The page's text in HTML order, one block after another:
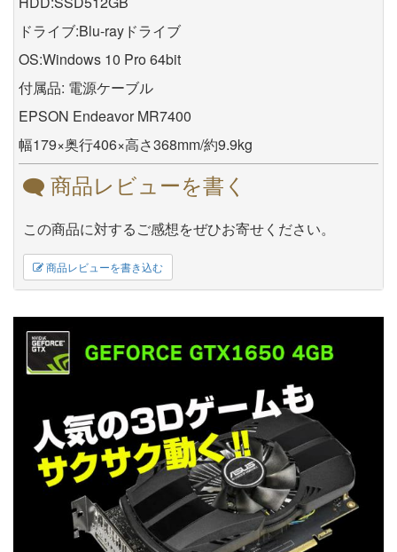
ドライブ:Blu-rayドライブ
OS:Windows 10 Pro 64bit
付属品: 電源ケーブル
EPSON Endeavor MR7400
幅179×奥行406×高さ368mm/約9.9kg
商品レビューを書く
この商品に対するご感想をぜひお寄せください。
商品レビューを書き込む